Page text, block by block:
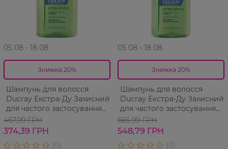
05 08 - 18 08
Знижка 20%
Шампунь для волосся
Ducray Екстра-Ду Захисний
для частого застосування
200 мл
467,99 ГРН
374,39 ГРН
05 08 - 18 08
Знижка 20%
Шампунь для волосся
Ducray Екстра-Ду Захисний
для частого застосування
200 мл
685,99 ГРН
548,79 ГРН